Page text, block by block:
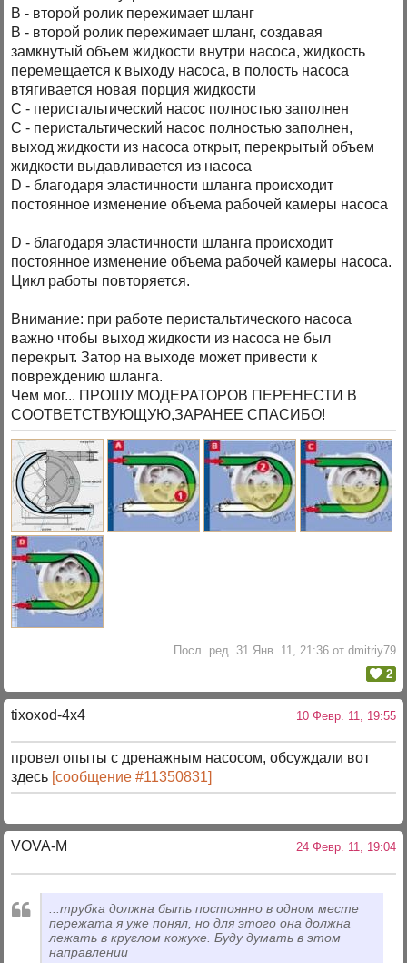
В - второй ролик пережимает шланг
В - второй ролик пережимает шланг, создавая
замкнутый объем жидкости внутри насоса, жидкость
перемещается к выходу насоса, в полость насоса
втягивается новая порция жидкости
C - перистальтический насос полностью заполнен
C - перистальтический насос полностью заполнен,
выход жидкости из насоса открыт, перекрытый объем
жидкости выдавливается из насоса
D - благодаря эластичности шланга происходит
постоянное изменение объема рабочей камеры насоса
D - благодаря эластичности шланга происходит
постоянное изменение объема рабочей камеры насоса.
Цикл работы повторяется.
Внимание: при работе перистальтического насоса
важно чтобы выход жидкости из насоса не был
перекрыт. Затор на выходе может привести к
повреждению шланга.
Чем мог... ПРОШУ МОДЕРАТОРОВ ПЕРЕНЕСТИ В
СООТВЕТСТВУЮЩУЮ,ЗАРАНЕЕ СПАСИБО!
Посл. ред. 31 Янв. 11, 21:36 от dmitriy79
2
tixoxod-4x4 10 Февр. 11, 19:55
провел опыты с дренажным насосом, обсуждали вот
здесь [сообщение #11350831]
VOVA-M 24 Февр. 11, 19:04
...трубка должна быть постоянно в одном месте
пережата я уже понял, но для этого она должна
лежать в круглом кожухе. Буду думать в этом
направлении